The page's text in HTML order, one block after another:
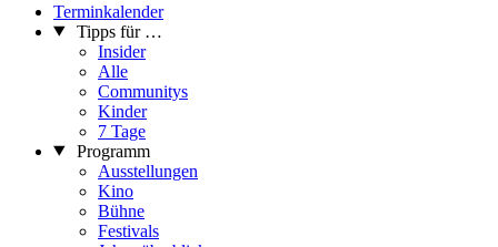
Terminkalender
Tipps für …
Insider
Alle
Communitys
Kinder
7 Tage
Programm
Ausstellungen
Kino
Bühne
Festivals